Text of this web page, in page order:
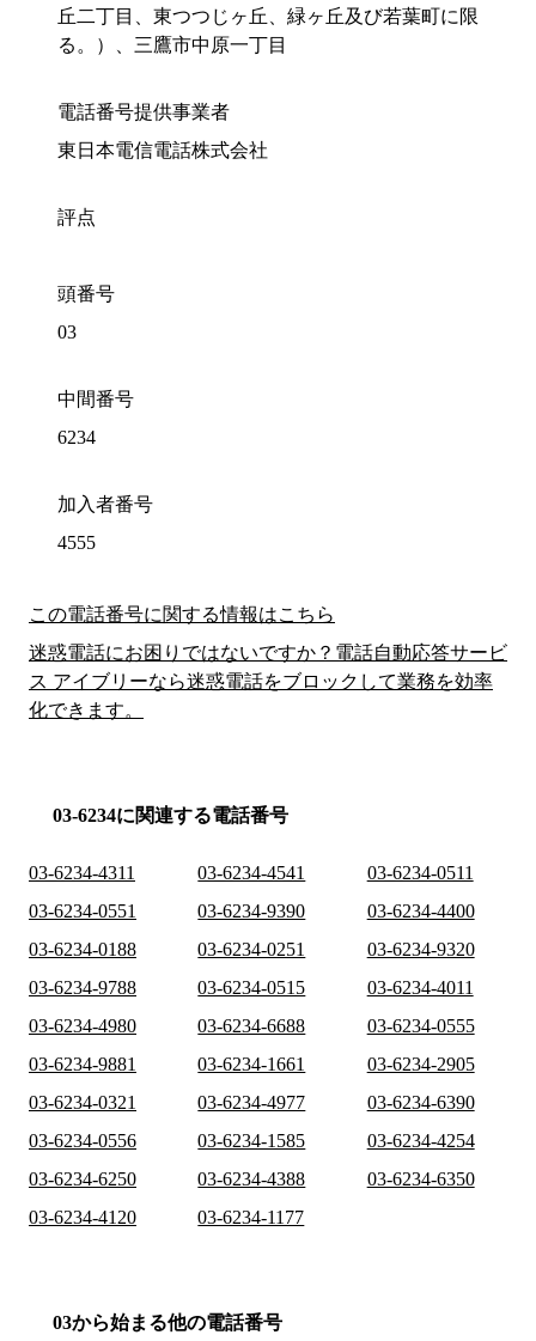
丘二丁目、東つつじヶ丘、緑ヶ丘及び若葉町に限
る。）、三鷹市中原一丁目
電話番号提供事業者
東日本電信電話株式会社
評点
頭番号
03
中間番号
6234
加入者番号
4555
この電話番号に関する情報はこちら
迷惑電話にお困りではないですか？電話自動応答サービ
ス アイブリーなら迷惑電話をブロックして業務を効率
化できます。
03-6234に関連する電話番号
03-6234-4311 03-6234-4541
03-6234-0511
03-6234-0551
03-6234-9390
03-6234-4400
03-6234-0188
03-6234-0251
03-6234-9320
03-6234-9788
03-6234-0515
03-6234-4011
03-6234-4980
03-6234-6688
03-6234-0555
03-6234-9881
03-6234-1661
03-6234-2905
03-6234-0321
03-6234-4977
03-6234-6390
03-6234-0556
03-6234-1585
03-6234-4254
03-6234-6250
03-6234-4388
03-6234-6350
03-6234-4120
03-6234-1177
03から始まる他の電話番号